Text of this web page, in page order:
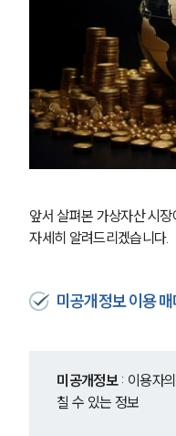
앞서 살펴본 가상자산 시
자세히 알려드리겠습니다.
미공개정보 이용 매
미공개정보 : 이용자
칠 수 있는 정보